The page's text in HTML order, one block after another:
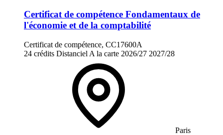
Certificat de compétence Fondamentaux de
l'économie et de la comptabilité
Certificat de compétence, CC17600A
24 crédits Distanciel A la carte 2026/27 2027/28
Paris